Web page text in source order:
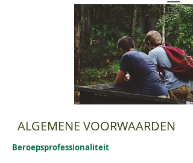
ALGEMENE VOORWAARDEN
Beroepsprofessionaliteit